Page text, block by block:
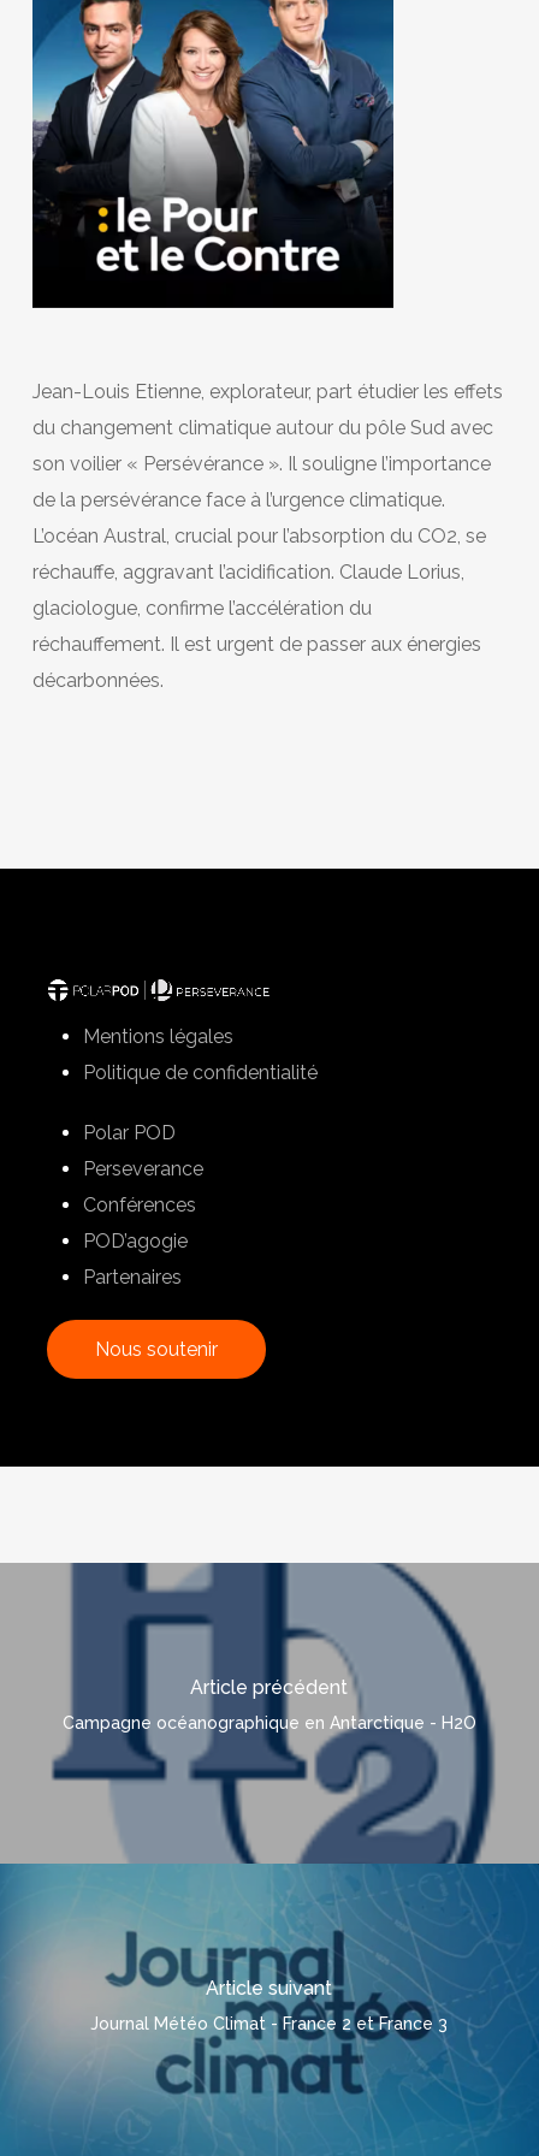
Jean-Louis Etienne, explorateur, part étudier les effets
du changement climatique autour du pôle Sud avec
son voilier « Persévérance ». Il souligne l’importance
de la persévérance face à l’urgence climatique.
L’océan Austral, crucial pour l’absorption du CO2, se
réchauffe, aggravant l’acidification. Claude Lorius,
glaciologue, confirme l’accélération du
réchauffement. Il est urgent de passer aux énergies
décarbonnées.
Mentions légales
Politique de confidentialité
Polar POD
Perseverance
Conférences
POD’agogie
Partenaires
Nous soutenir
Article précédent
Campagne océanographique en Antarctique - H2O
Article suivant
Journal Météo Climat - France 2 et France 3